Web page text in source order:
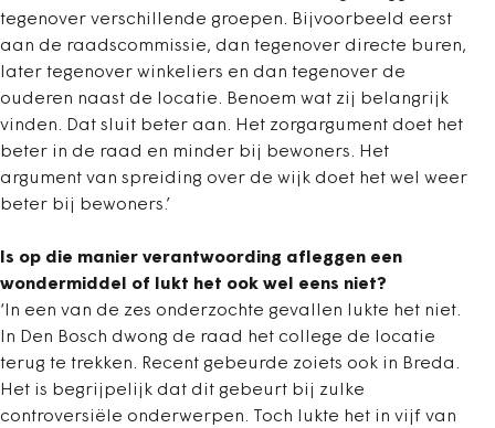
tegenover verschillende groepen. Bijvoorbeeld eerst
aan de raadscommissie, dan tegenover directe buren,
later tegenover winkeliers en dan tegenover de
ouderen naast de locatie. Benoem wat zij belangrijk
vinden. Dat sluit beter aan. Het zorgargument doet het
beter in de raad en minder bij bewoners. Het
argument van spreiding over de wijk doet het wel weer
beter bij bewoners.’
Is op die manier verantwoording afleggen een
wondermiddel of lukt het ook wel eens niet?
‘In een van de zes onderzochte gevallen lukte het niet.
In Den Bosch dwong de raad het college de locatie
terug te trekken. Recent gebeurde zoiets ook in Breda.
Het is begrijpelijk dat dit gebeurt bij zulke
controversiële onderwerpen. Toch lukte het in vijf van